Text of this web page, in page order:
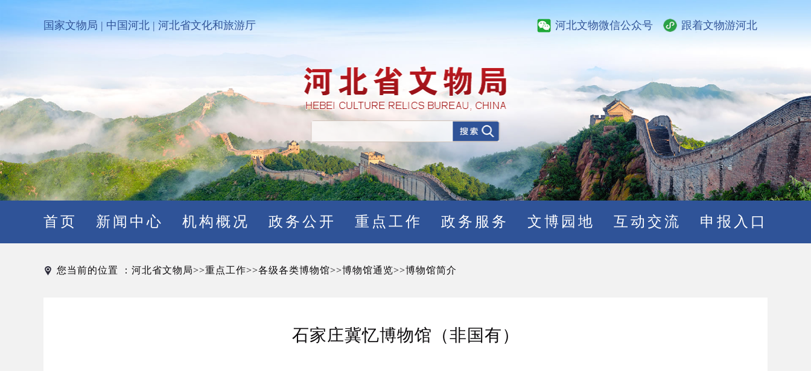
国家文物局 | 中国河北|河北省文化和旅游厅 河北文物微信公众号 跟着文物游河北
首页 新闻中心 机构概况 政务公开 重点工作 政务服务 文博园地 互动交流 申报入口
您当前的位置 ： 河北省文物局>>重点工作>>各级各类博物馆>>博物馆通览>>博物馆简介
石家庄冀忆博物馆（非国有）